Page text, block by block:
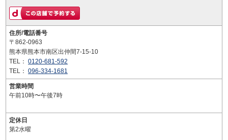
住所/電話番号
〒862-0963
熊本県熊本市南区出仲間7-15-10
TEL： 0120-681-592
TEL： 096-334-1681
営業時間
午前10時〜午後7時
定休日
第2水曜